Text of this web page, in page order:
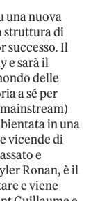
una nuova
struttura di
successo. Il
e sarà il
delle
a sé per
in una
vicende di
e
Ronan, è il
e viene